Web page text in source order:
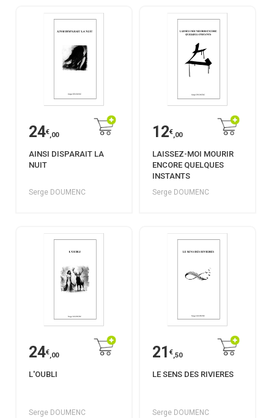
24€,00
AINSI DISPARAIT LA
NUIT
Serge DOUMENC
12€,00
LAISSEZ-MOI MOURIR
ENCORE QUELQUES
INSTANTS
Serge DOUMENC
24€,00
L'OUBLI
Serge DOUMENC
21 €,50
LE SENS DES RIVIERES
Serge DOUMENC